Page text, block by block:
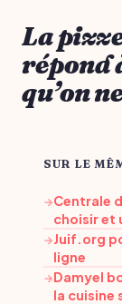
La
répond
qu’on
SUR LE
→Centrale
choisir et
→Juif.org
ligne
→Damyel
la cuisine